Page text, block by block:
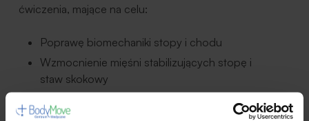
ćwiczenia, mające na celu:
Poprawę biomechaniki stopy i chodu
Wzmocnienie mięśni stabilizujących stopę i
staw skokowy